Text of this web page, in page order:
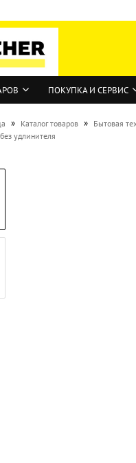
ПОКУПКА И СЕРВИС
» Каталог товаров » Бытовая
удлинителя